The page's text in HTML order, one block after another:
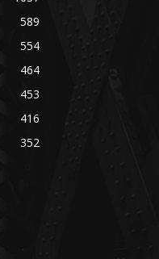
589
554
464
453
416
352